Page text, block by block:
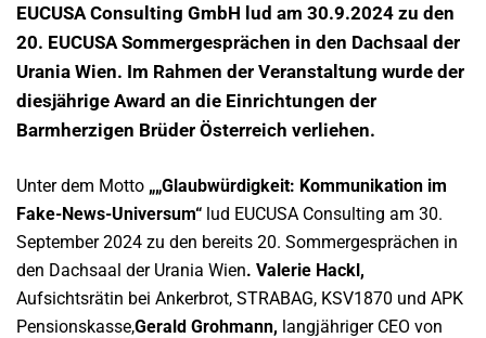
EUCUSA Consulting GmbH lud am 30.9.2024 zu den
20. EUCUSA Sommergesprächen in den Dachsaal der
Urania Wien. Im Rahmen der Veranstaltung wurde der
diesjährige Award an die Einrichtungen der
Barmherzigen Brüder Österreich verliehen.
Unter dem Motto „„Glaubwürdigkeit: Kommunikation im
Fake-News-Universum“ lud EUCUSA Consulting am 30.
September 2024 zu den bereits 20. Sommergesprächen in
den Dachsaal der Urania Wien. Valerie Hackl,
Aufsichtsrätin bei Ankerbrot, STRABAG, KSV1870 und APK
Pensionskasse,Gerald Grohmann, langjähriger CEO von